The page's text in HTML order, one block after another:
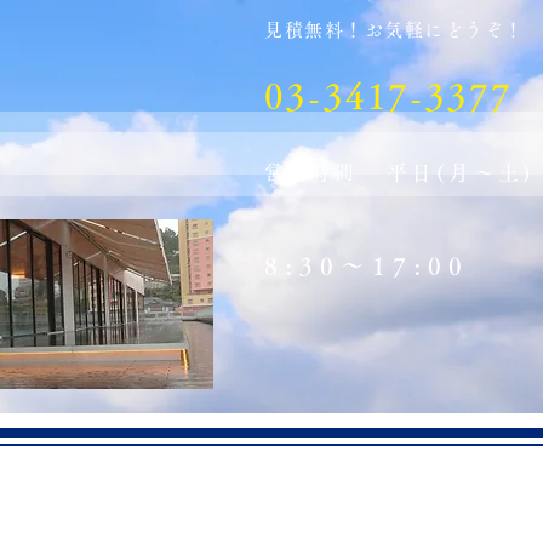
見積無料！お気軽にどうぞ！
03-3417-3377
営業時間 平日(月～土)
8:30～17:00